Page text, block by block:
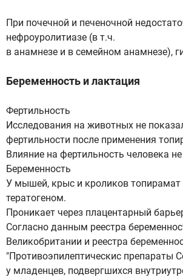
При почечной и печеночной
нефроуролитиазе (в т.ч.
в анамнезе и в семейном анамнезе),
Беременность и лактация
Фертильность
Исследования на животных не
фертильности после применения
Влияние на фертильность человека
Беременность
У мышей, крыс и кроликов топирамат
тератогеном.
Проникает через плацентарный
Согласно данным реестра
Великобритании и реестра
"Противоэпилептическис препараты
у младенцев, подвергшихся